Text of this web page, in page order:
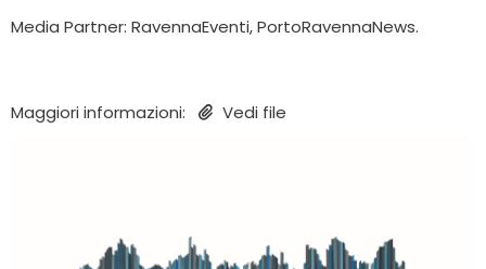
Media Partner: RavennaEventi, PortoRavennaNews.
Maggiori informazioni: Vedi file